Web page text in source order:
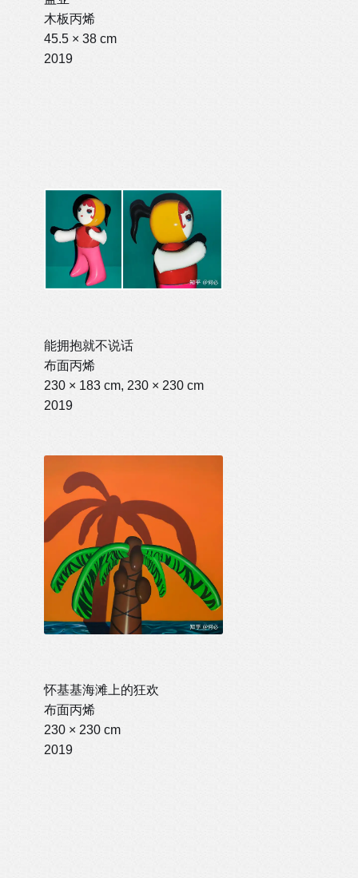
木板丙烯
45.5 × 38 cm
2019
能拥抱就不说话
布面丙烯
230 × 183 cm, 230 × 230 cm
2019
怀基基海滩上的狂欢
布面丙烯
230 × 230 cm
2019